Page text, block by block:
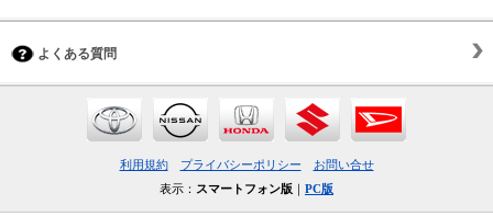
よくある質問
利用規約 プライバシーポリシー
お問い合せ
表示： スマートフォン版 ｜ PC版